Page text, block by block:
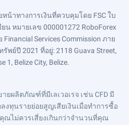
น้าทางการเงินที่ควบคุมโดย FSC ใบ
น หมายเลข 000001272 RoboForex
Services Commission ภาย
ย์ปี 2021 ที่อยู่: 2118 Guava Street,
1, Belize City, Belize.
ายผลิตภัณฑ์ที่มีเลเวอเรจ เช่น CFD มี
งทุนรายย่อยสูญเสียเงินเมื่อทำการซื้อ
ณไม่ควรเสี่ยงเกินกว่าจำนวนที่คุณ